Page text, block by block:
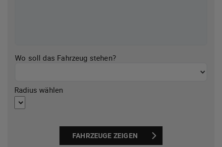
Wo soll das Fahrzeug stehen?
Radius wählen
FAHRZEUGE ZEIGEN